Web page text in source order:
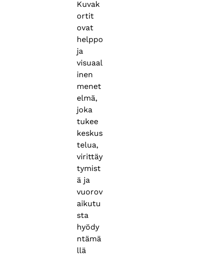
Kuvak
ortit
ovat
helppo
ja
visuaal
inen
menet
elmä,
joka
tukee
keskus
telua,
virittäy
tymist
ä ja
vuorov
aikutu
sta
hyödy
ntämä
llä